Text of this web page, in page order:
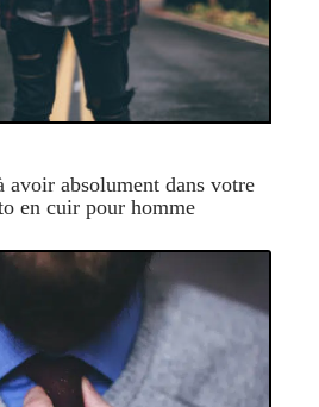
avoir absolument dans votre
en cuir pour homme